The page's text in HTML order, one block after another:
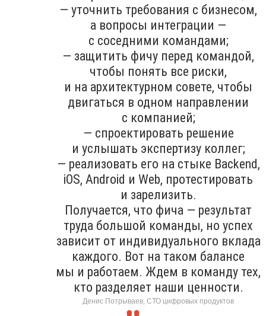
— уточнить требования с бизнесом,
а вопросы интеграции —
с соседними командами;
— защитить фичу перед командой,
чтобы понять все риски,
и на архитектурном совете, чтобы
двигаться в одном направлении
с компанией;
— спроектировать решение
и услышать экспертизу коллег;
— реализовать его на стыке Backend,
iOS, Android и Web, протестировать
и зарелизить.
Получается, что фича — результат
труда большой команды, но успех
зависит от индивидуального вклада
каждого. Вот на таком балансе
мы и работаем. Ждем в команду тех,
кто разделяет наши ценности.
Денис Потрываев, СТО цифровых продуктов